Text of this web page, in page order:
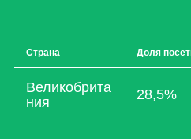
Страна Доля
Великобрита
ния
28,5%